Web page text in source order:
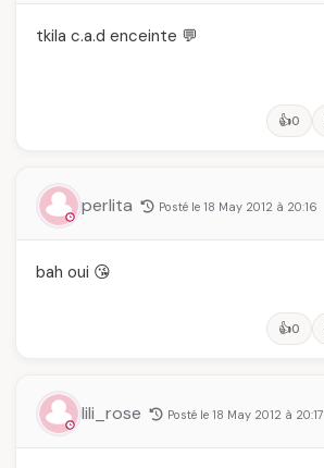
tkila c.a.d enceinte 💬
👍0
perlita Posté le 18 May 2012 à 20:16
bah oui 😘
👍0
lili_rose Posté le 18 May 2012 à 20:17